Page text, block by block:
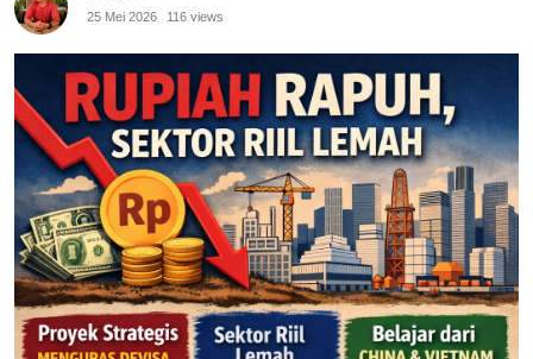
25 Mei 2026
116 views